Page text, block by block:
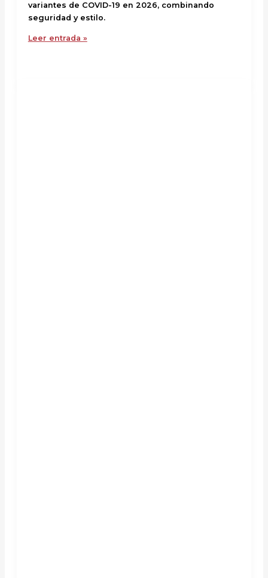
variantes de COVID-19 en 2026, combinando
seguridad y estilo.
Leer entrada »